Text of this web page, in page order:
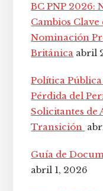
BC PNP 2026:
Cambios
Nominación
Británica abril
Política
Pérdida del
Solicitantes de
Transición
Guía de
abril 1, 2026